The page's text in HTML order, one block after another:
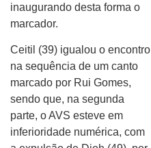
inaugurando desta forma o
marcador.
Ceitil (39) igualou o encontro
na sequência de um canto
marcado por Rui Gomes,
sendo que, na segunda
parte, o AVS esteve em
inferioridade numérica, com